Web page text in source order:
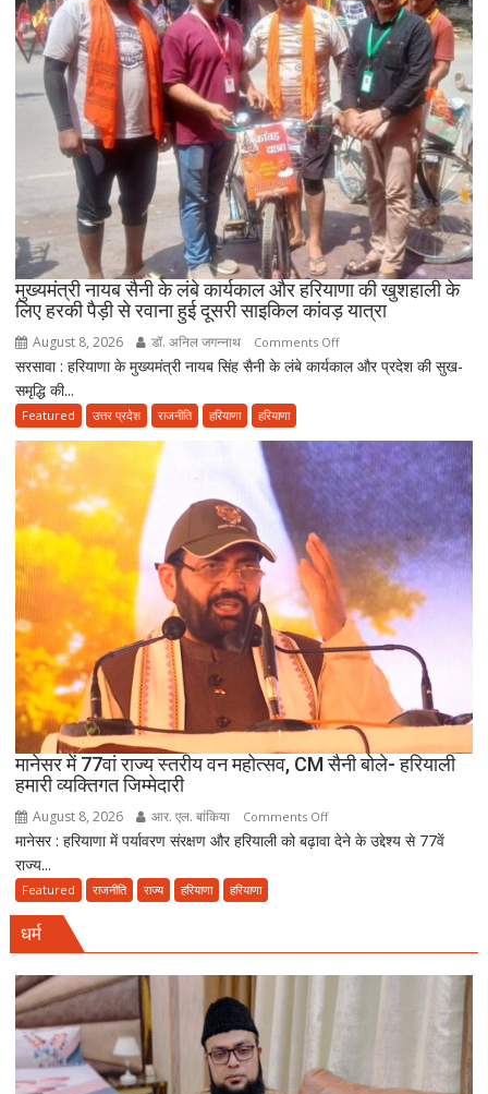
होगा
विस्तार,
CM
सैनी
बोले-
2047
तक
हरियाणा
को
स्वास्थ्य
क्षेत्र
में
बनाएंगे
अग्रणी
राज्य
मुख्यमंत्री नायब सैनी के लंबे कार्यकाल और हरियाणा की खुशहाली के
लिए हरकी पैड़ी से रवाना हुई दूसरी साइकिल कांवड़ यात्रा
August 8, 2026 डॉ. अनिल जगन्नाथ Comments Offon
मुख्यमंत्री
के
लंबे
कार्यकाल
और
हरियाणा
की
खुशहाली
के
लिए
हरकी
रवाना
हुई
दूसरी
यात्रा
सरसावा : हरियाणा के मुख्यमंत्री नायब सिंह सैनी के लंबे कार्यकाल और प्रदेश की सुख-
समृद्धि की...
Featured उत्तर प्रदेश राजनीति हरियाणा हरियाणा
मानेसर में 77वां राज्य स्तरीय वन महोत्सव, CM सैनी बोले- हरियाली
हमारी व्यक्तिगत जिम्मेदारी
August 8, 2026 आर. एल. बांकिया Comments Offon
मानेसर
महोत्सव,
बोले-
हरियाली
मानेसर : हरियाणा में पर्यावरण संरक्षण और हरियाली को बढ़ावा देने के उद्देश्य से 77वें
राज्य...
Featured राजनीति राज्य हरियाणा हरियाणा
धर्म